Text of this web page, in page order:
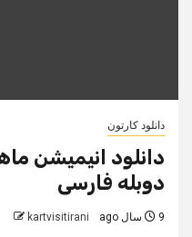
دانلود کارتون
دانلود انیمیشن
دوبله فارسی
9 سال ago kartvisitirani